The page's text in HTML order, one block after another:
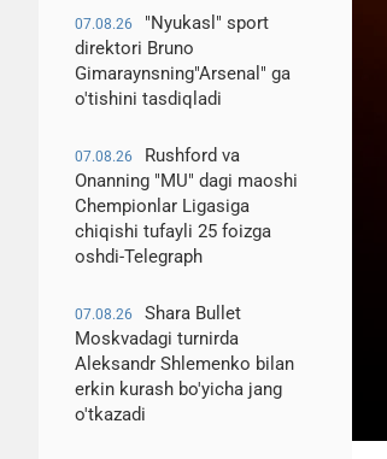
07.08.26
"Nyukasl" sport
direktori Bruno
Gimaraynsning"Arsenal" ga
o'tishini tasdiqladi
07.08.26
Rushford va
Onanning "MU" dagi maoshi
Chempionlar Ligasiga
chiqishi tufayli 25 foizga
oshdi-Telegraph
07.08.26
Shara Bullet
Moskvadagi turnirda
Aleksandr Shlemenko bilan
erkin kurash bo'yicha jang
o'tkazadi